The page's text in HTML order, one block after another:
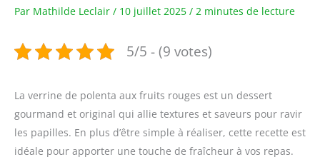
Par Mathilde Leclair / 10 juillet 2025 / 2 minutes de lecture
5/5 - (9 votes)
La verrine de polenta aux fruits rouges est un dessert
gourmand et original qui allie textures et saveurs pour ravir
les papilles. En plus d’être simple à réaliser, cette recette est
idéale pour apporter une touche de fraîcheur à vos repas.